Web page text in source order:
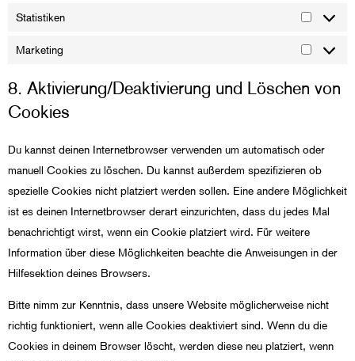
Statistiken
Marketing
8. Aktivierung/Deaktivierung und Löschen von
Cookies
Du kannst deinen Internetbrowser verwenden um automatisch oder
manuell Cookies zu löschen. Du kannst außerdem spezifizieren ob
spezielle Cookies nicht platziert werden sollen. Eine andere Möglichkeit
ist es deinen Internetbrowser derart einzurichten, dass du jedes Mal
benachrichtigt wirst, wenn ein Cookie platziert wird. Für weitere
Information über diese Möglichkeiten beachte die Anweisungen in der
Hilfesektion deines Browsers.
Bitte nimm zur Kenntnis, dass unsere Website möglicherweise nicht
richtig funktioniert, wenn alle Cookies deaktiviert sind. Wenn du die
Cookies in deinem Browser löscht, werden diese neu platziert, wenn